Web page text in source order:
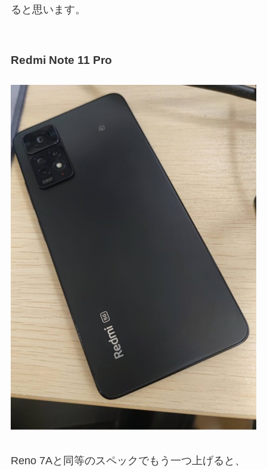
ると思います。
Redmi Note 11 Pro
Reno 7Aと同等のスペックでもう一つ上げると、